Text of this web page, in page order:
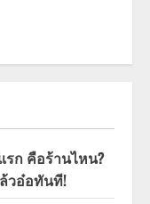
ก คือร้านไหน?
วอ๋อทันที!